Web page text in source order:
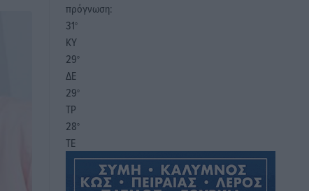
πρόγνωση:
31°
ΚΥ
29°
ΔΕ
29°
ΤΡ
28°
ΤΕ